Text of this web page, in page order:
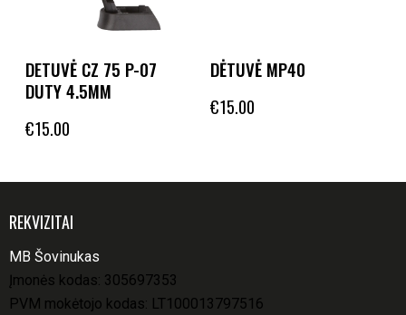
DETUVĖ CZ 75 P-07
DUTY 4.5MM
€15.00
DĖTUVĖ MP40
€15.00
REKVIZITAI
MB Šovinukas
Įmonės kodas: 305697353
PVM mokėtojo kodas: LT100013797516